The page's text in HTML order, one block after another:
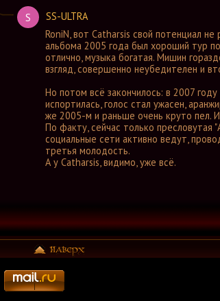
S
SS-ULTRA
RoniN вот Catharsis свой потенциал не
альбома 2005 года был хороший тур
отлично, музыка богатая. Мишин
взгляд, совершенно неубедителен и
Но потом всё закончилось: в 2007
испортилась, голос стал ужасен,
же 2005-м и раньше очень круто пел.
По факту, сейчас только пресловутая
социальные сети активно ведут,
третья молодость.
А у Catharsis, видимо, уже всё.